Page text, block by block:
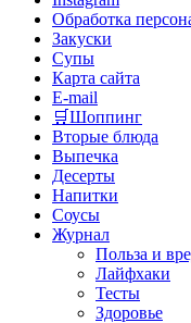
Обработка
Закуски
Супы
Карта сайта
E-mail
🛒Шоппинг
Вторые блюда
Выпечка
Десерты
Напитки
Соусы
Журнал
Польза и
Лайфхаки
Тесты
Здоровье